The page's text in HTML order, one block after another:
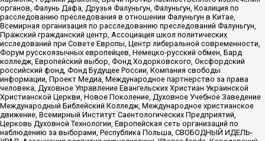
органов, Фалунь Дафа, Друзья Фалуньгун, Фалуньгун, Коалиция по
расследованию преследования в отношении Фалуньгун в Китае,
Всемирная организация по расследованию преследований Фалуньгун,
Пражский гражданский центр, Ассоциация школ политических
исследований при Совете Европы, Центр либеральной современности,
Форум русскоязычных европейцев, Немецко-русский обмен, Бард
колледж, Европейский выбор, Фонд Ходорковского, Оксфордский
российский фонд, Фонд Будущее России, Компания свободы
информации, Проект Медиа, Международное партнерство за права
человека, Духовное Управление Евангельских Христиан Украинской
Христианской Церкви, Новое Поколение, Духовное Учебное Заведение
Международный Библейский Колледж, Международное христианское
движение, Всемирный Институт Саентологических Предприятий,
Церковь Духовной Технологии, Европейская сеть организаций по
наблюдению за выборами, Республика Польша, СВОБОДНЫЙ ИДЕЛЬ-